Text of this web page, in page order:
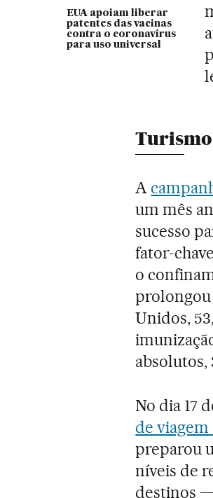
EUA apoiam liberar
patentes das vacinas
contra o coronavírus
para uso universal
A
um mês
sucesso
fator-
o
prolongou
Unidos,
absolutos,
No dia 17
de
preparou
níveis de
destinos